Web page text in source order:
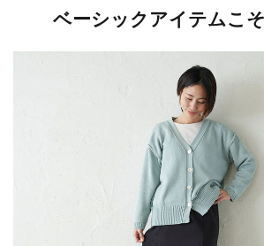
ベーシックアイテムこ